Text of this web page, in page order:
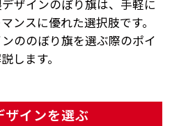
ザインのぼり旗は、手軽に
ンスに優れた選択肢です。
ののぼり旗を選ぶ際のポイ
します。
ザインを選ぶ